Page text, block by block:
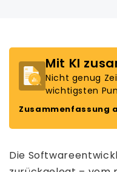
Mit KI
Nicht genug
wichtigsten
Zusammenfassung
Die